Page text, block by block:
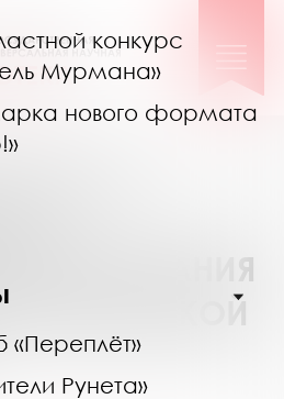
конкурс
Мурмана»
нового формата
«Переплёт»
Рунета»
ИЗДАНИЯ
МУРМАНСКОЙ